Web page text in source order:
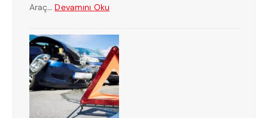
Araç… Devamını Oku:
A
S
I
N
E
K
S